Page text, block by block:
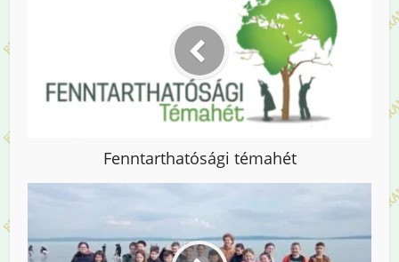
Fenntarthatósági témahét